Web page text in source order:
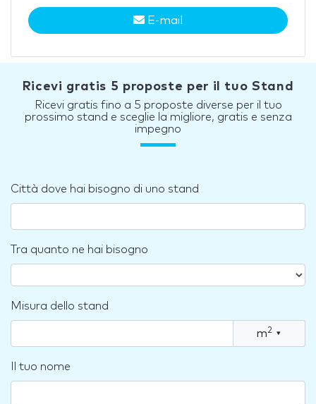
E-mail
Ricevi gratis 5 proposte per il tuo Stand
Ricevi gratis fino a 5 proposte diverse per il tuo
prossimo stand e sceglie la migliore, gratis e senza
impegno
Città dove hai bisogno di uno stand
Tra quanto ne hai bisogno
Misura dello stand
m2 ▾
Il tuo nome